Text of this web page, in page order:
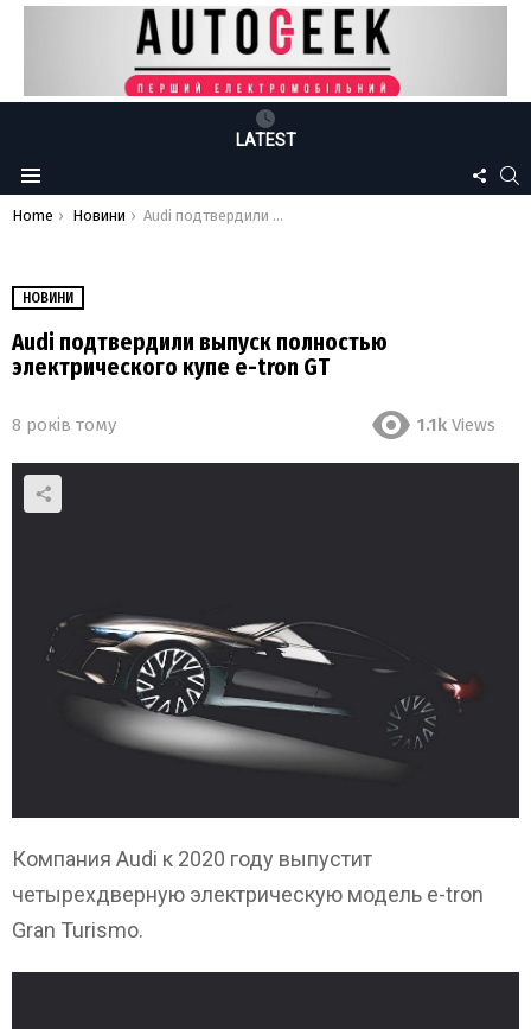
LATEST
Menu
US
You are here:
Home Новини Audi подтвердили выпуск полностью электрического купе e-tron GT
НОВИНИ
Audi подтвердили выпуск полностью
электрического купе e-tron GT
8 років тому 1.1k Views
Компания Audi к 2020 году выпустит
четырехдверную электрическую модель e-tron
Gran Turismo.